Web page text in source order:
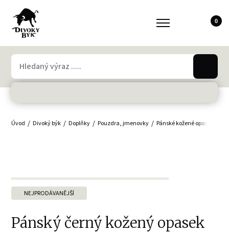
0
Úvod Divoký býk Doplňky Pouzdra, jmenovky Pánské kožené opasky
NEJPRODÁVANĚJŠÍ
Pánský černý kožený opasek